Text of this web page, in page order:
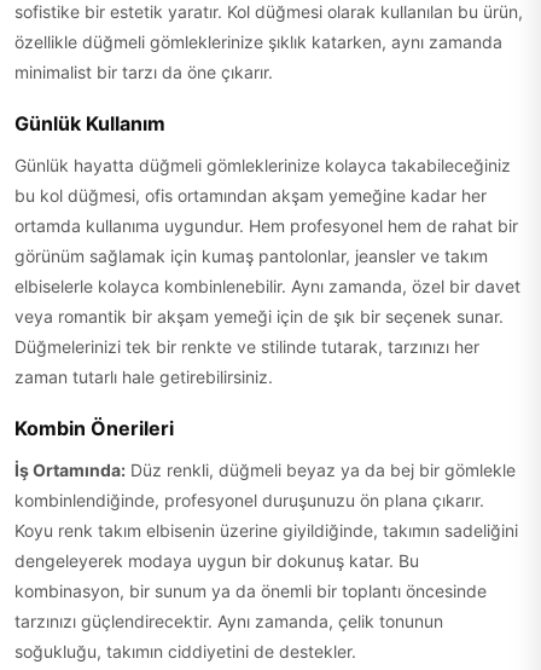
sofistike bir estetik yaratır. Kol düğmesi olarak kullanılan bu ürün,
özellikle düğmeli gömleklerinize şıklık katarken, aynı zamanda
minimalist bir tarzı da öne çıkarır.
Günlük Kullanım
Günlük hayatta düğmeli gömleklerinize kolayca takabileceğiniz
bu kol düğmesi, ofis ortamından akşam yemeğine kadar her
ortamda kullanıma uygundur. Hem profesyonel hem de rahat bir
görünüm sağlamak için kumaş pantolonlar, jeansler ve takım
elbiselerle kolayca kombinlenebilir. Aynı zamanda, özel bir davet
veya romantik bir akşam yemeği için de şık bir seçenek sunar.
Düğmelerinizi tek bir renkte ve stilinde tutarak, tarzınızı her
zaman tutarlı hale getirebilirsiniz.
Kombin Önerileri
İş Ortamında: Düz renkli, düğmeli beyaz ya da bej bir gömlekle
kombinlendiğinde, profesyonel duruşunuzu ön plana çıkarır.
Koyu renk takım elbisenin üzerine giyildiğinde, takımın sadeliğini
dengeleyerek modaya uygun bir dokunuş katar. Bu
kombinasyon, bir sunum ya da önemli bir toplantı öncesinde
tarzınızı güçlendirecektir. Aynı zamanda, çelik tonunun
soğukluğu, takımın ciddiyetini de destekler.